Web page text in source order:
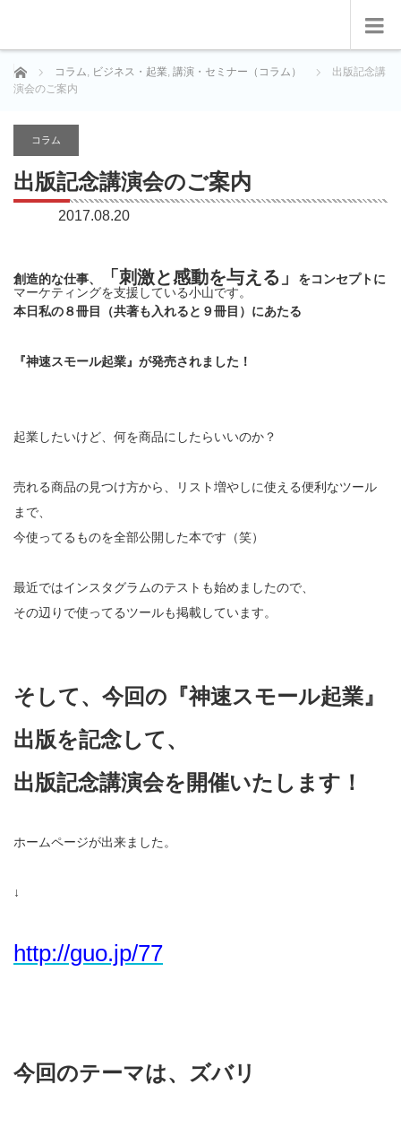
ホーム コラム, ビジネス・起業, 講演・セミナー（コラム）
出版記念講
演会のご案内
コラム
出版記念講演会のご案内
2017.08.20
創造的な仕事、 「刺激と感動を与える」
をコンセプトに
マーケティングを支援している小山です。
本日私の８冊目（共著も入れると９冊目）にあたる
『神速スモール起業』が発売されました！
起業したいけど、何を商品にしたらいいのか？
売れる商品の見つけ方から、リスト増やしに使える便利なツール
まで、
今使ってるものを全部公開した本です（笑）
最近ではインスタグラムのテストも始めましたので、
その辺りで使ってるツールも掲載しています。
そして、今回の『神速スモール起業』
出版を記念して、
出版記念講演会を開催いたします！
ホームページが出来ました。
↓
http://guo.jp/77
今回のテーマは、ズバリ